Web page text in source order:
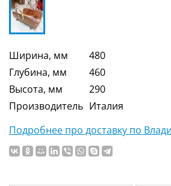
Ширина, мм
480
Глубина, мм
460
Высота, мм
290
Производитель Италия
Подробнее про доставку по